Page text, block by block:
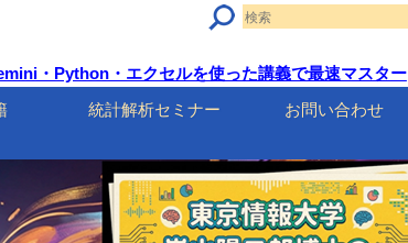
・Python・エクセルを使った講義で最速マスター
統計解析セミナー お問い合わせ